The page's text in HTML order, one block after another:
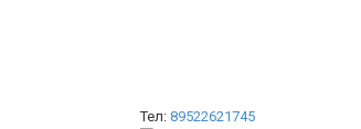
Тел: 89522621745